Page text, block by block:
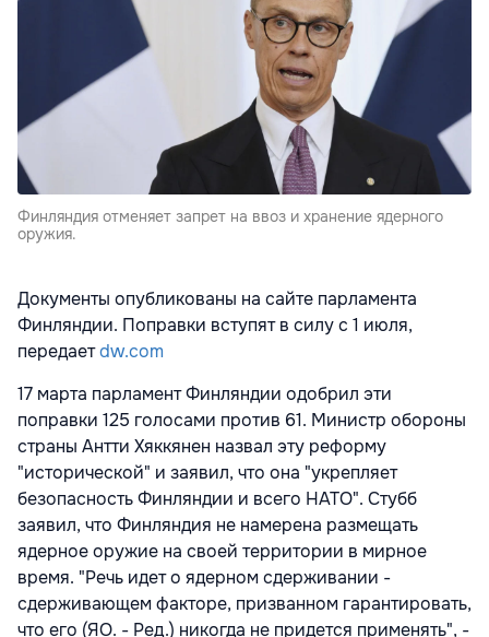
Финляндия отменяет запрет на ввоз и хранение ядерного
оружия.
Документы опубликованы на сайте парламента
Финляндии. Поправки вступят в силу с 1 июля,
передаетdw.com
17 марта парламент Финляндии одобрил эти
поправки 125 голосами против 61. Министр обороны
страны Антти Хяккянен назвал эту реформу
"исторической" и заявил, что она "укрепляет
безопасность Финляндии и всего НАТО". Стубб
заявил, что Финляндия не намерена размещать
ядерное оружие на своей территории в мирное
время. "Речь идет о ядерном сдерживании -
сдерживающем факторе, призванном гарантировать,
что его (ЯО. - Ред.) никогда не придется применять", -